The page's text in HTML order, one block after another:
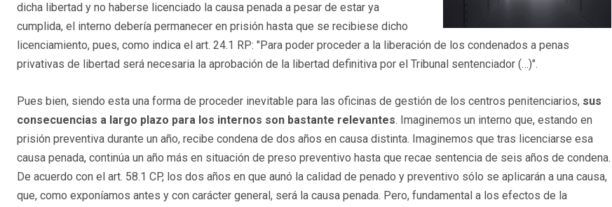
dicha libertad y no haberse licenciado la causa penada a pesar de estar ya
cumplida, el interno debería permanecer en prisión hasta que se recibiese dicho
licenciamiento, pues, como indica el art. 24.1 RP: "Para poder proceder a la liberación de los condenados a penas
privativas de libertad será necesaria la aprobación de la libertad definitiva por el Tribunal sentenciador (…)".
Pues bien, siendo esta una forma de proceder inevitable para las oficinas de gestión de los centros penitenciarios, sus
consecuencias a largo plazo para los internos son bastante relevantes. Imaginemos un interno que, estando en
prisión preventiva durante un año, recibe condena de dos años en causa distinta. Imaginemos que tras licenciarse esa
causa penada, continúa un año más en situación de preso preventivo hasta que recae sentencia de seis años de condena.
De acuerdo con el art. 58.1 CP, los dos años en que aunó la calidad de penado y preventivo sólo se aplicarán a una causa,
que, como exponíamos antes y con carácter general, será la causa penada. Pero, fundamental a los efectos de la